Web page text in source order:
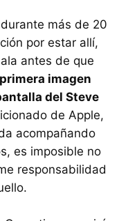
más de 20
por estar allí,
antes de que
imagen
del Steve
de Apple,
acompañando
es imposible no
responsabilidad